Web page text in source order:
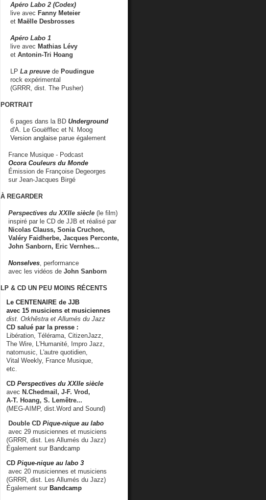
Apéro Labo 2 (Codex)
live avec Fanny Meteier
et Maëlle Desbrosses
Apéro Labo 1
live avec Mathias Lévy
et Antonin-Tri Hoang
LP La preuve de Poudingue
rock expérimental
(GRRR, dist. The Pusher)
PORTRAIT
6 pages dans la BD Underground
d'A. Le Gouëfflec et N. Moog
Version anglaise parue également
France Musique - Podcast
Ocora Couleurs du Monde
Émission de Françoise Degeorges
sur Jean-Jacques Birgé
À REGARDER
Perspectives du XXIIe siècle (le film)
inspiré par le CD de JJB et réalisé par
Nicolas Clauss, Sonia Cruchon,
Valéry Faidherbe, Jacques Perconte,
John Sanborn, Eric Vernhes...
Nonselves , performance
avec les vidéos de John Sanborn
LP & CD UN PEU MOINS RÉCENTS
Le CENTENAIRE de JJB
avec 15 musiciens et musiciennes
dist. Orkhêstra et Allumés du Jazz
CD salué par la presse :
Libération, Télérama, CitizenJazz,
The Wire, L'Humanité, Impro Jazz,
natomusic, L'autre quotidien,
Vital Weekly, France Musique,
etc.
CD Perspectives du XXIIe siècle
avec N.Chedmail, J-F. Vrod,
A-T. Hoang, S. Lemêtre...
(MEG-AIMP, dist.Word and Sound)
Double CD Pique-nique au labo
avec 29 musiciennes et musiciens
(GRRR, dist. Les Allumés du Jazz)
Également sur Bandcamp
CD Pique-nique au labo 3
avec 20 musiciennes et musiciens
(GRRR, dist. Les Allumés du Jazz)
Également sur Bandcamp